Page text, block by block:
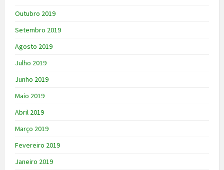
Outubro 2019
Setembro 2019
Agosto 2019
Julho 2019
Junho 2019
Maio 2019
Abril 2019
Março 2019
Fevereiro 2019
Janeiro 2019